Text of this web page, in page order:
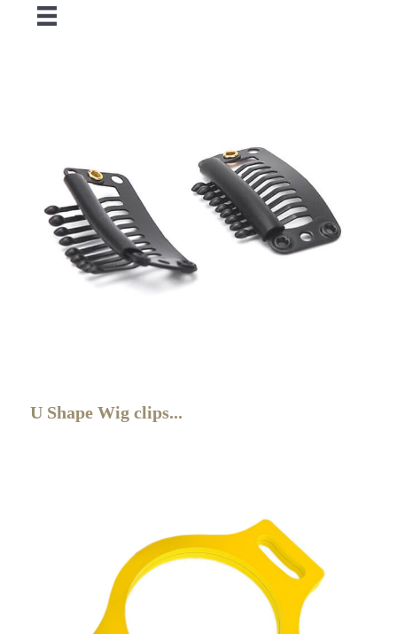
U Shape Wig clips...